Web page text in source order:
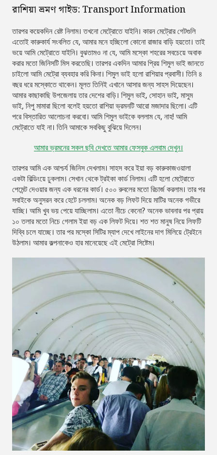
রাশিয়া ভ্রমণ গাইড: Transport Information
তারপর কয়েকদিন রেষ্ট নিলাম। তখনো মেট্রোতে যাইনি। কারন মেট্রোর গেটগুলি
এতোই কারুকার্য সংবলিত যে, আমার মনে হচ্ছিলো কোনো রাজার বাড়ি হয়তো। তাই
ভয়ে আমি মেট্রোতে যাইনি। বুঝতামও না যে, আমি মস্কো শহরের সবচেয়ে অবাক
করার মতো জিনিসটি মিস করতেছি। তারপর একদিন আমার প্রিয় শিমুল ভাই জানতে
চাইলো আমি মেট্রো ব্যবহার করি কিনা। শিমুল ভাই হলো রাশিয়ার প্রবাসী। তিনি ৪
বছর ধরে মস্কোতে থাকেন। মূলত তিনিই এখানে আসার জন্য সাহস দিয়েছেন।
আমার কাছাকাছি উপজেলায় তার দেশের বাড়ি। শিমুল ভাই, সোহান ভাই, মাসুম
ভাই, নিপু মামারা ছিলো বলেই হয়তো রাশিয়া ভ্রমনটি আরো মজাদার ছিলো। এটি
পরে বিস্তারিত আলোচনা করবো। আমি শিমুল ভাইকে বললাম যে, নাহ! আমি
মেট্রোতে যাই না। তিনি আমাকে সবকিছু বুঝিয়ে দিলেন।
আমার ভ্রমনের সকল ছবি দেখতে আমার ফেসবুক এলবাম দেখুন।
তারপর আমি এক আশ্চর্য জিনিস দেখলাম। সাহস করে ইয়া বড় কারুকাজওয়ালা
একটা বিল্ডিংয়ে ঢুকলাম। সেখান থেকে ট্রইকা কার্ড নিলাম। এটি হলো মেট্রোতে
পেমেন্ট দেওয়ার জন্য এক ধরনের কার্ড। ৫০০ রুবলের মতো রিচার্জ করলাম। তার পর
সবাইকে অনুসরন করে হেটে চললাম। অনেক বড় লিফট দিয়ে মাটির অনেক গভীরে
যাচ্ছি। আমি খুব ভয় পেয়ে যাচ্ছিলাম। এতো নীচে কেনো? অনেক ভাবনার পর প্রায়
১০ তলার মতো নিচে গেলাম ইয়া বড় এক লিফট দিয়ে। শত শত মানুষ নিয়ে লিফটি
দিব্বি চলে যাচ্ছে। তার পর মস্কো সিটির ম্যাপ দেখে লাইনের দাগ মিলিয়ে ট্রেইনে
উঠলাম। আমার কল্পনাকেও হার মানেয়েছে এই মেট্রো সিষ্টেম।